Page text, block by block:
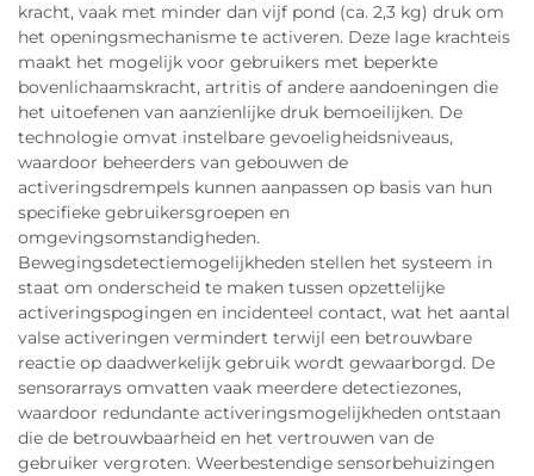
kracht, vaak met minder dan vijf pond (ca. 2,3 kg) druk om
het openingsmechanisme te activeren. Deze lage krachteis
maakt het mogelijk voor gebruikers met beperkte
bovenlichaamskracht, artritis of andere aandoeningen die
het uitoefenen van aanzienlijke druk bemoeilijken. De
technologie omvat instelbare gevoeligheidsniveaus,
waardoor beheerders van gebouwen de
activeringsdrempels kunnen aanpassen op basis van hun
specifieke gebruikersgroepen en
omgevingsomstandigheden.
Bewegingsdetectiemogelijkheden stellen het systeem in
staat om onderscheid te maken tussen opzettelijke
activeringspogingen en incidenteel contact, wat het aantal
valse activeringen vermindert terwijl een betrouwbare
reactie op daadwerkelijk gebruik wordt gewaarborgd. De
sensorarrays omvatten vaak meerdere detectiezones,
waardoor redundante activeringsmogelijkheden ontstaan
die de betrouwbaarheid en het vertrouwen van de
gebruiker vergroten. Weerbestendige sensorbehuizingen